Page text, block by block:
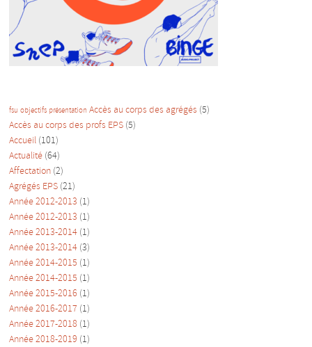
fsu objectifs présentation Accès au corps des agrégés (5)
Accès au corps des profs EPS (5)
Accueil (101)
Actualité (64)
Affectation (2)
Agrégés EPS (21)
Année 2012-2013 (1)
Année 2012-2013 (1)
Année 2013-2014 (1)
Année 2013-2014 (3)
Année 2014-2015 (1)
Année 2014-2015 (1)
Année 2015-2016 (1)
Année 2016-2017 (1)
Année 2017-2018 (1)
Année 2018-2019 (1)